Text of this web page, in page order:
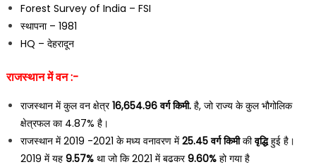
Forest Survey of India – FSI
स्थापना – 1981
HQ – देहरादून
राजस्थान में वन :-
राजस्थान में कुल वन क्षेत्र16,654.96वर्ग किमी. है, जो राज्य के कुल भौगोलिक
क्षेत्रफल का 4.87% है।
राजस्थान में 2019 -2021 के मध्य वनावरण में25.45वर्ग किमीकीवृद्धिहुई है।
2019 में यह 9.57%था जो कि 2021 में बढकर9.60%हो गया है